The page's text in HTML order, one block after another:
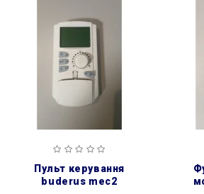
пульт керування
buderus mec2
функціональний